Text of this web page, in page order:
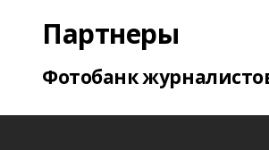
Партнеры
Фотобанк